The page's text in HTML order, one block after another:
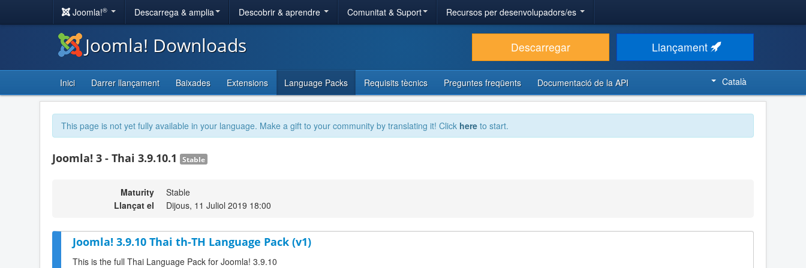
Joomla!® Descarrega & amplia Descobrir & aprendre Comunitat & Suport Recursos per desenvolupadors/es
Joomla! Downloads Descarregar Llançament
Inici Darrer llançament Baixades Extensions Language Packs Requisits tècnics Preguntes freqüents Documentació de la API Català
This page is not yet fully available in your language. Make a gift to your community by translating it! Click here to start.
Joomla! 3 - Thai 3.9.10.1 Stable
Maturity
Stable
Llançat el
Dijous, 11 Juliol 2019 18:00
Joomla! 3.9.10 Thai th-TH Language Pack (v1)
This is the full Thai Language Pack for Joomla! 3.9.10